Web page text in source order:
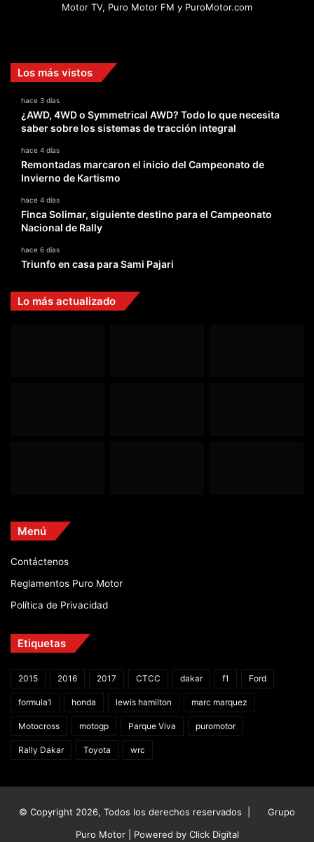
Motor TV, Puro Motor FM y PuroMotor.com
Los más vistos
hace 3 días
¿AWD, 4WD o Symmetrical AWD? Todo lo que necesita
saber sobre los sistemas de tracción integral
hace 4 días
Remontadas marcaron el inicio del Campeonato de
Invierno de Kartismo
hace 4 días
Finca Solimar, siguiente destino para el Campeonato
Nacional de Rally
hace 6 días
Triunfo en casa para Sami Pajari
Lo más actualizado
Menú
Contáctenos
Reglamentos Puro Motor
Política de Privacidad
Etiquetas
2015 2016 2017 CTCC dakar f1 Ford
formula1 honda lewis hamilton marc marquez
Motocross motogp Parque Viva puromotor
Rally Dakar Toyota wrc
© Copyright 2026, Todos los derechos reservados |
Grupo
Puro Motor | Powered by Click Digital